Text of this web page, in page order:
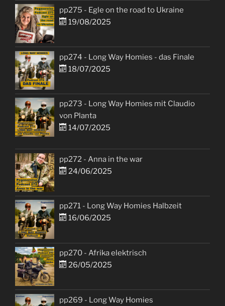
pp275 - Egle on the road to Ukraine
19/08/2025
pp274 - Long Way Homies - das Finale
18/07/2025
pp273 - Long Way Homies mit Claudio
von Planta
14/07/2025
pp272 - Anna in the war
24/06/2025
pp271 - Long Way Homies Halbzeit
16/06/2025
pp270 - Afrika elektrisch
26/05/2025
pp269 - Long Way Homies